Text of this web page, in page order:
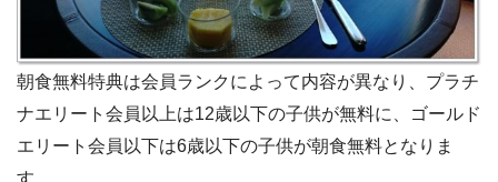
朝食無料特典は会員ランクによって内容が異なり、プラチ
ナエリート会員以上は12歳以下の子供が無料に、ゴールド
エリート会員以下は6歳以下の子供が朝食無料となりま
す。